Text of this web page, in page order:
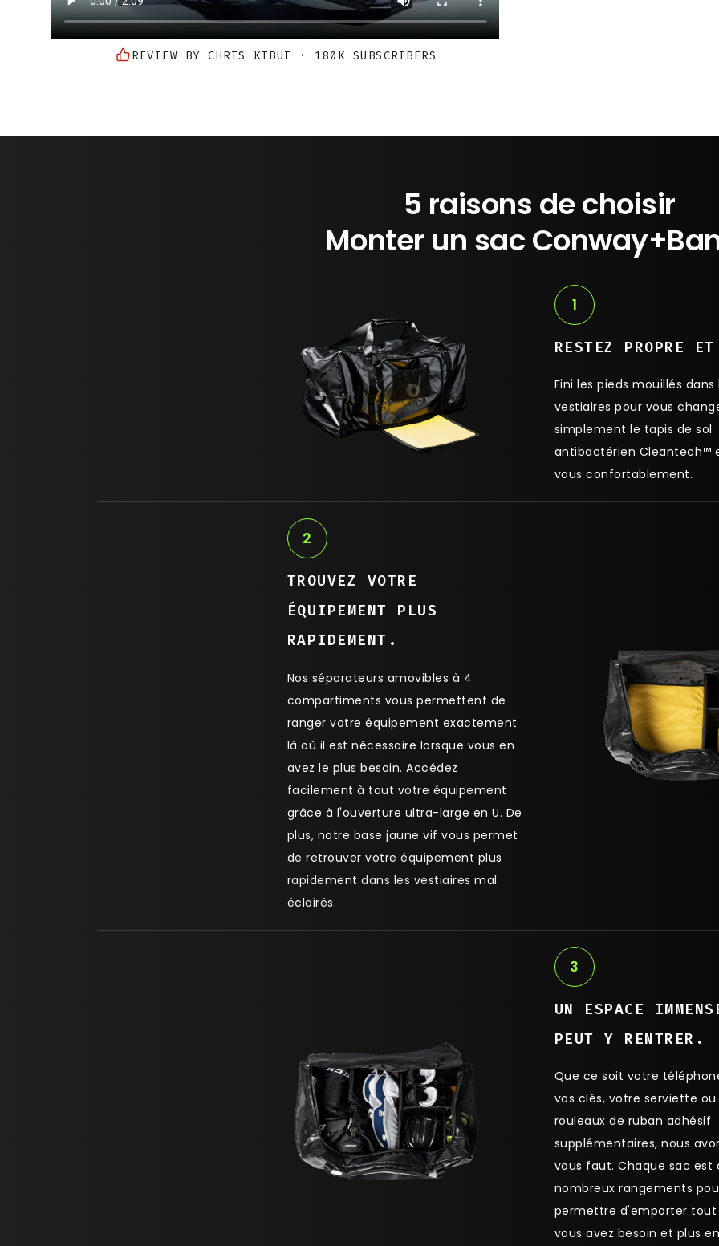
REVIEW BY CHRIS KIBUI · 180K SUBSCRIBERS
5 raisons de choisir
Monter un sac
1
RESTEZ PROPRE
Fini les pieds mouillés dans
vestiaires pour vous
simplement le tapis de sol
antibactérien Cleantech™
vous confortablement.
2
TROUVEZ VOTRE
ÉQUIPEMENT PLUS
RAPIDEMENT.
Nos séparateurs amovibles à 4
compartiments vous permettent de
ranger votre équipement exactement
là où il est nécessaire lorsque vous en
avez le plus besoin. Accédez
facilement à tout votre équipement
grâce à l'ouverture ultra-large en U. De
plus, notre base jaune vif vous permet
de retrouver votre équipement plus
rapidement dans les vestiaires mal
éclairés.
3
UN ESPACE
PEUT Y RENTRER.
Que ce soit votre
vos clés, votre serviette ou
rouleaux de ruban adhésif
supplémentaires, nous
vous faut. Chaque sac est
nombreux rangements
permettre d'emporter
vous avez besoin et plus